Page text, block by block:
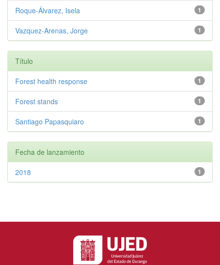
1
Roque-Álvarez, Isela
1
Vazquez-Arenas, Jorge
Título
1
Forest health response
1
Forest stands
1
Santiago Papasquiaro
Fecha de lanzamiento
1
2018